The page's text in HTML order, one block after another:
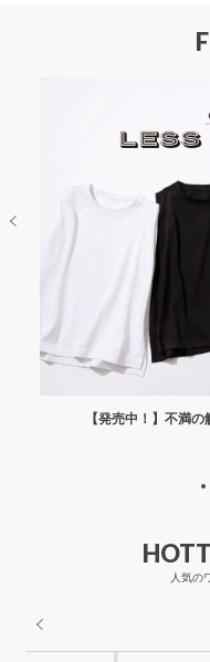
【発売中！】不満
人気の